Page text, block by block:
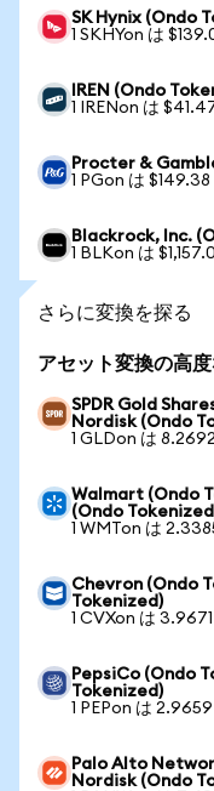
SK Hynix (Ondo
1 SKHYon は
IREN (Ondo
1 IRENon は
Procter &
1 PGon は $149.38
Blackrock, Inc.
1 BLKon は
さらに変換を探る
アセット変換の高
SPDR Gold
Nordisk (Ondo
1 GLDon は
Walmart (Ondo
(Ondo
1 WMTon は
Chevron (Ondo
Tokenized)
1 CVXon は
PepsiCo (Ondo
Tokenized)
1 PEPon は
Palo Alto
Nordisk (Ondo